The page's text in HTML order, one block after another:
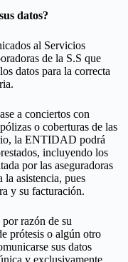
datos?
al Servicios
de la S.S que
datos para la correcta
a conciertos con
o coberturas de las
la ENTIDAD podrá
incluyendo los
por las aseguradoras
la asistencia, pues
y su facturación.
razón de su
prótesis o algún otro
sus datos
y exclusivamente,